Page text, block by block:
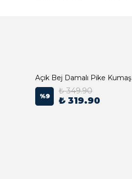
Açık Bej Damalı Pike Kumaş
%9
₺ 349.90
₺ 319.90